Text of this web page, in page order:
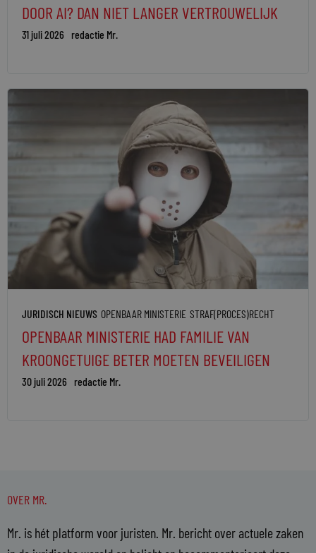
DOOR AI? DAN NIET LANGER VERTROUWELIJK
31 juli 2026 redactie Mr.
JURIDISCH NIEUWS OPENBAAR MINISTERIE STRAF(PROCES)RECHT
OPENBAAR MINISTERIE HAD FAMILIE VAN
KROONGETUIGE BETER MOETEN BEVEILIGEN
30 juli 2026 redactie Mr.
OVER MR.
Mr. is hét platform voor juristen. Mr. bericht over actuele zaken